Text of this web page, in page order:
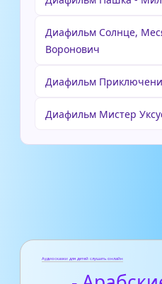
Диафильм Солнце,
Воронович
Диафильм
Диафильм Мистер
Аудиосказки для детей слушать онлайн